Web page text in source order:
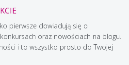
pierwsze dowiadują się o
oraz nowościach na blogu.
i to wszystko prosto do Twojej